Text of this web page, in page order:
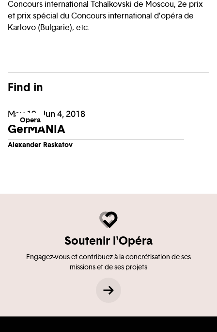
Concours international Tchaïkovski de Moscou, 2e prix
et prix spécial du Concours international d’opéra de
Karlovo (Bulgarie), etc.
Find in
Opera
May 19 - Jun 4, 2018
GerMANIA
Alexander Raskatov
Soutenir l'Opéra
Engagez-vous et contribuez à la concrétisation de ses
missions et de ses projets